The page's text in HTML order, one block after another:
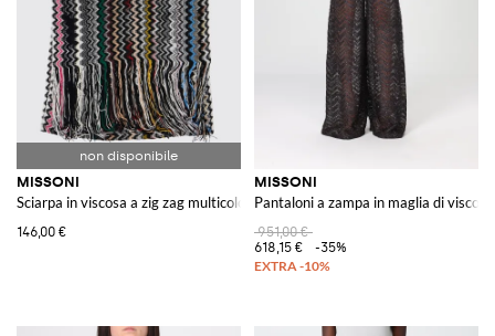
MISSONI
Sciarpa in viscosa a zig zag multicolor
146,00 €
MISSONI
Pantaloni a zampa in maglia di
951,00 €
618,15 €
-35%